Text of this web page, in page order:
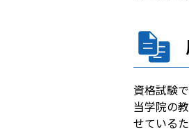
資格試験
当学院の
せている